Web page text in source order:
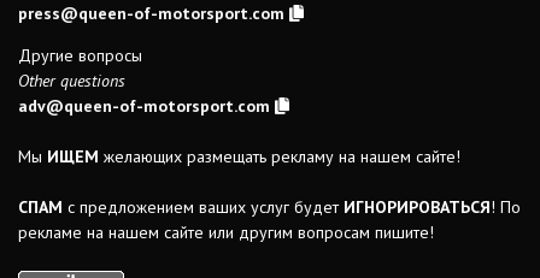
press@queen-of-motorsport.com
Другие вопросы
Other questions
adv@queen-of-motorsport.com
Мы ИЩЕМ желающих размещать рекламу на нашем сайте!
СПАМ с предложением ваших услуг будет ИГНОРИРОВАТЬСЯ! По
рекламе на нашем сайте или другим вопросам пишите!